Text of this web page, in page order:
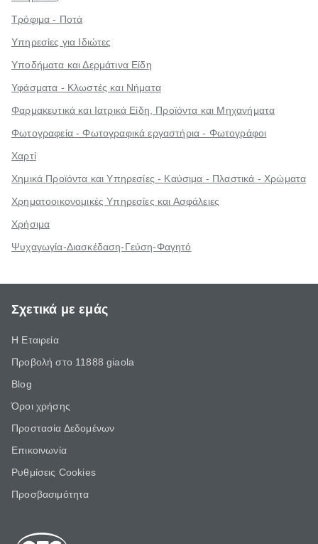
Τρόφιμα - Ποτά
Υπηρεσίες για Ιδιώτες
Υποδήματα και Δερμάτινα Είδη
Υφάσματα - Κλωστές και Νήματα
Φαρμακευτικά και Ιατρικά Είδη, Προϊόντα και Μηχανήματα
Φωτογραφεία - Φωτογραφικά εργαστήρια - Φωτογράφοι
Χαρτί
Χημικά Προϊόντα και Υπηρεσίες - Καύσιμα - Πλαστικά - Χρώματα
Χρηματοοικονομικές Υπηρεσίες και Ασφάλειες
Χρήσιμα
Ψυχαγωγία-Διασκέδαση-Γεύση-Φαγητό
Σχετικά με εμάς
Η Εταιρεία
Προβολή στο 11888 giaola
Blog
Όροι χρήσης
Προστασία Δεδομένων
Επικοινωνία
Ρυθμίσεις Cookies
Προσβασιμότητα